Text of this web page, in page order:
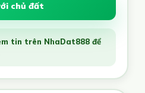
chủ đất
tin trên NhaDat888 để